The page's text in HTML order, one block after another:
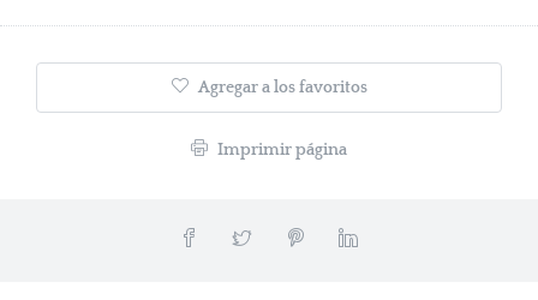
Agregar a los favoritos
Imprimir página